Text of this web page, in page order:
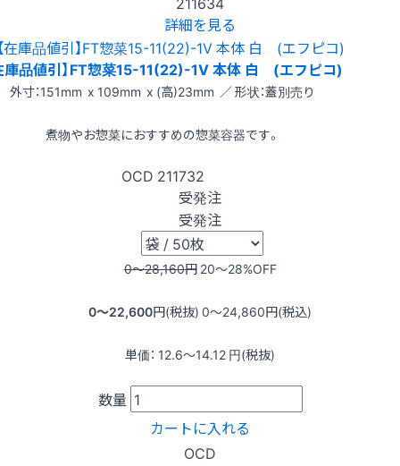
詳細を見る
庫品値引】FT惣菜15-11(22)-1V 本体 白 (エフピコ)
外寸：151mm x 109mm x (高)23mm ／ 形状：蓋別売り
煮物やお惣菜におすすめの惣菜容器です。
OCD 211732
受発注
受発注
0〜28,160円 20〜28%OFF
0〜22,600円(税抜) 0〜24,860円(税込)
単価： 12.6〜14.12 円(税抜)
数量
カートに入れる
OCD